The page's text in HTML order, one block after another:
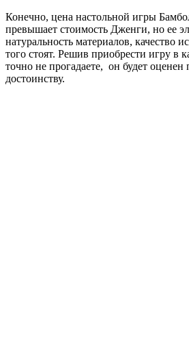
Конечно, цена настольной игры
превышает стоимость Дженги, но ее
натуральность материалов, качество
того стоят. Решив приобрести игру в
точно не прогадаете, он будет оценен
достоинству.